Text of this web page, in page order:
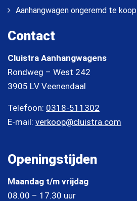
Aanhangwagen ongeremd te koop
Contact
Cluistra Aanhangwagens
Rondweg – West 242
3905 LV Veenendaal
Telefoon: 0318-511302
E-mail: verkoop@cluistra.com
Openingstijden
Maandag t/m vrijdag
08.00 – 17.30 uur